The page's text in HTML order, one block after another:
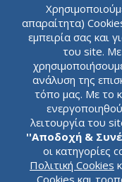
ABBank
απαραίτητα)
εμπειρία σας και
του site.
ανάλυση της
τόπο μας. Με το
λειτουργία του
''Αποδοχή &
οι κατηγορίες
Πολιτική Cookies
Cookies και